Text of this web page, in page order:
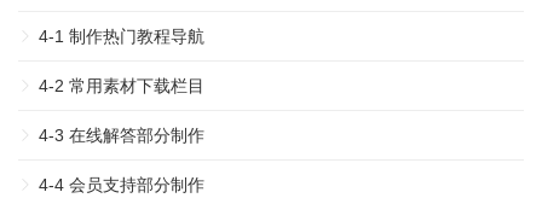
4-1 制作热门教程导航
4-2 常用素材下载栏目
4-3 在线解答部分制作
4-4 会员支持部分制作